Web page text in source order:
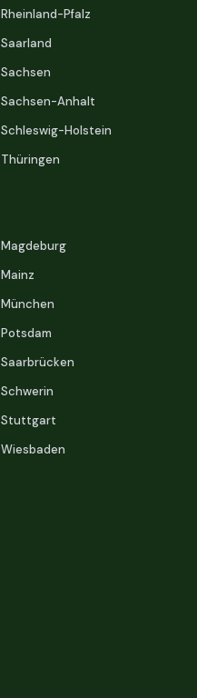
Rheinland-Pfalz
Saarland
Sachsen
Sachsen-Anhalt
Schleswig-Holstein
Thüringen
Magdeburg
Mainz
München
Potsdam
Saarbrücken
Schwerin
Stuttgart
Wiesbaden